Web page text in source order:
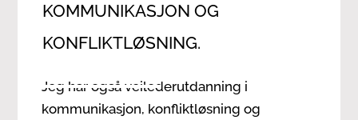
KOMMUNIKASJON OG
KONFLIKTLØSNING.
Jeg har også veilederutdanning i
kommunikasjon, konfliktløsning og